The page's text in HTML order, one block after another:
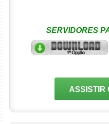
SERVIDORES
ASSISTIR